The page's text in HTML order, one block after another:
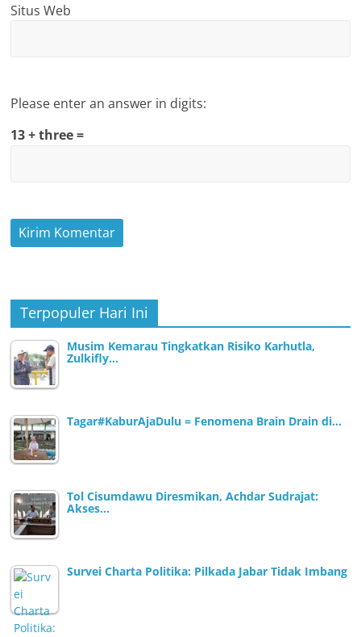
Situs Web
Please enter an answer in digits:
13 + three =
Terpopuler Hari Ini
Musim Kemarau Tingkatkan Risiko Karhutla,
Zulkifly…
Tagar#KaburAjaDulu = Fenomena Brain Drain di…
Tol Cisumdawu Diresmikan, Achdar Sudrajat:
Akses…
Survei Charta Politika: Pilkada Jabar Tidak Imbang